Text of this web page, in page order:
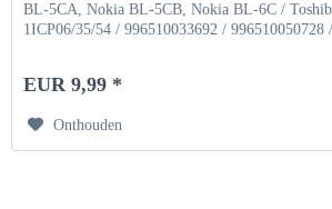
BL-5CA, Nokia BL-5CB, Nokia BL-6C /
1ICP06/35/54 / 996510033692 / 996510050728
EUR 9,99 *
Onthouden